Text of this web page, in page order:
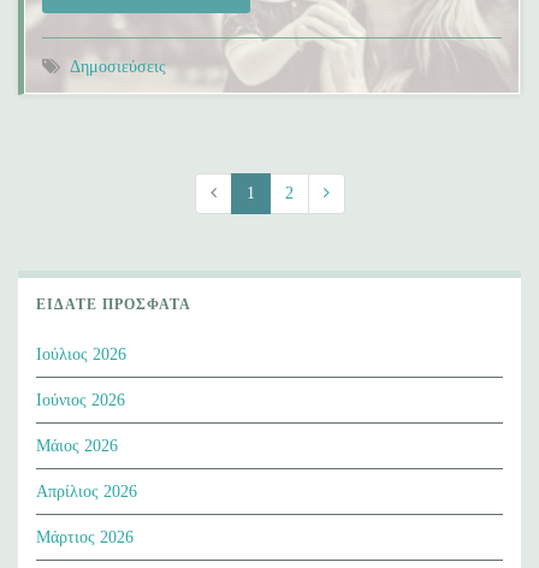
Δημοσιεύσεις
1 2
ΕΊΔΑΤΕ ΠΡΌΣΦΑΤΑ
Ιούλιος 2026
Ιούνιος 2026
Μάιος 2026
Απρίλιος 2026
Μάρτιος 2026